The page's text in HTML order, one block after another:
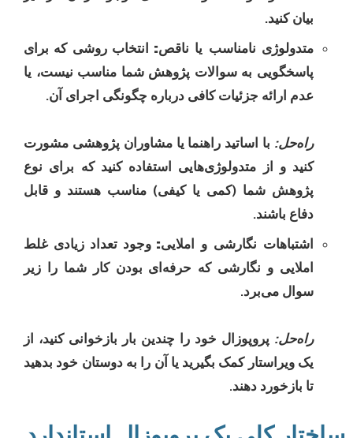
بیان کنید.
متدولوژی نامناسب یا ناقص: انتخاب روشی که برای
پاسخگویی به سوالات پژوهش شما مناسب نیست، یا
عدم ارائه جزئیات کافی درباره چگونگی اجرای آن.
راه‌حل: با اساتید راهنما یا مشاوران پژوهشی مشورت
کنید و از متدولوژی‌هایی استفاده کنید که برای نوع
پژوهش شما (کمی یا کیفی) مناسب هستند و قابل
دفاع باشند.
اشتباهات نگارشی و املایی: وجود تعداد زیادی غلط
املایی و نگارشی که حرفه‌ای بودن کار شما را زیر
سوال می‌برد.
راه‌حل: پروپوزال خود را چندین بار بازخوانی کنید، از
یک ویراستار کمک بگیرید یا آن را به دوستان خود بدهید
تا بازخورد دهند.